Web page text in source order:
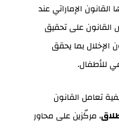
الإماراتي عند
القانون على تحقيق
الإخلال بما يحقق
للأطفال.
تعامل القانون
، مركّزين على محاور